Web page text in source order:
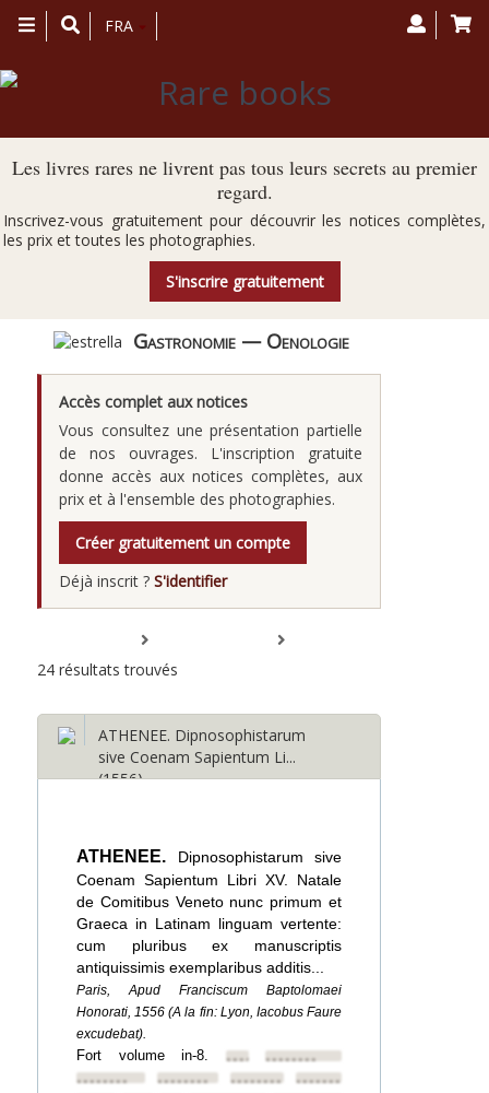
Toggle
navigation
FRA
Les livres rares ne livrent pas tous leurs secrets au premier
regard.
Inscrivez-vous gratuitement pour découvrir les notices complètes,
les prix et toutes les photographies.
S'inscrire gratuitement
Gastronomie — Oenologie
Accès complet aux notices
Vous consultez une présentation partielle
de nos ouvrages. L'inscription gratuite
donne accès aux notices complètes, aux
prix et à l'ensemble des photographies.
Créer gratuitement un compte
Déjà inscrit ? S'identifier
24 résultats trouvés
ATHENEE. Dipnosophistarum
sive Coenam Sapientum Li...
(1556)
ATHENEE.
Dipnosophistarum sive
Coenam Sapientum Libri XV. Natale
de Comitibus Veneto nunc primum et
Graeca in Latinam linguam vertente:
cum pluribus ex manuscriptis
antiquissimis exemplaribus additis...
Paris, Apud Franciscum Baptolomaei
Honorati, 1556 (A la fin: Lyon, Iacobus Faure
excudebat).
Fort volume in-8. ••••••••••••••••
••••••••
•••••••• ••••••••
••••••••